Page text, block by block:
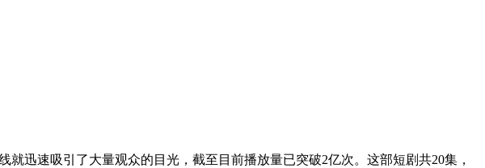
迅速吸引了大量观众的目光，截至目前播放量已突破2亿次。这部短剧共20集，